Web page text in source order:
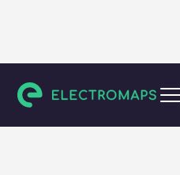
Richmond